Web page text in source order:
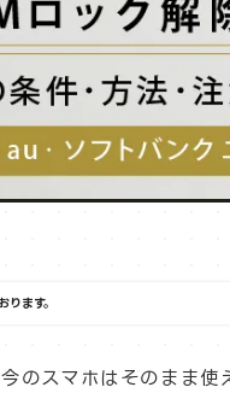
ります。
今のスマホはそのまま